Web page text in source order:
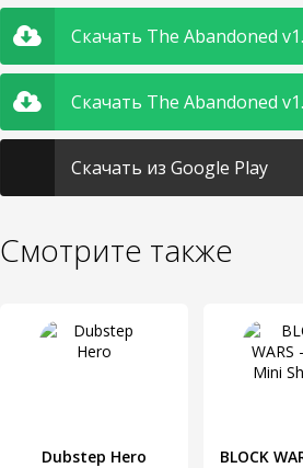
Скачать The Abandoned
Скачать The Abandoned
Скачать из Google Play
Смотрите также
Dubstep Hero